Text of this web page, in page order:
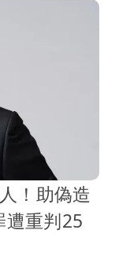
！助偽造
重判25